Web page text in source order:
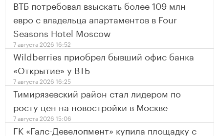
ВТБ потребовал взыскать более 109 млн
евро с владельца апартаментов в Four
Seasons Hotel Moscow
7 августа 2026 16:52
Wildberries приобрел бывший офис банка
«Открытие» у ВТБ
7 августа 2026 16:25
Тимирязевский район стал лидером по
росту цен на новостройки в Москве
7 августа 2026 15:06
ГК «Галс-Девелопмент» купила площадку с